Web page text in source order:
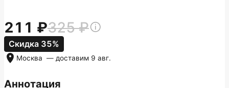
Аннотация
211 325
Скидка 35%
Москва — доставим 9 авг.